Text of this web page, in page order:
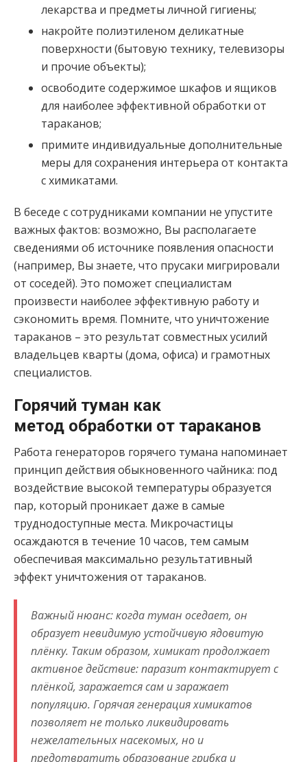
лекарства и предметы личной гигиены;
накройте полиэтиленом деликатные
поверхности (бытовую технику, телевизоры
и прочие объекты);
освободите содержимое шкафов и ящиков
для наиболее эффективной обработки от
тараканов;
примите индивидуальные дополнительные
меры для сохранения интерьера от контакта
с химикатами.
В беседе с сотрудниками компании не упустите
важных фактов: возможно, Вы располагаете
сведениями об источнике появления опасности
(например, Вы знаете, что прусаки мигрировали
от соседей). Это поможет специалистам
произвести наиболее эффективную работу и
сэкономить время. Помните, что уничтожение
тараканов – это результат совместных усилий
владельцев кварты (дома, офиса) и грамотных
специалистов.
Горячий туман как
метод обработки от тараканов
Работа генераторов горячего тумана напоминает
принцип действия обыкновенного чайника: под
воздействие высокой температуры образуется
пар, который проникает даже в самые
труднодоступные места. Микрочастицы
осаждаются в течение 10 часов, тем самым
обеспечивая максимально результативный
эффект уничтожения от тараканов.
Важный нюанс: когда туман оседает, он
образует невидимую устойчивую ядовитую
плёнку. Таким образом, химикат продолжает
активное действие: паразит контактирует с
плёнкой, заражается сам и заражает
популяцию. Горячая генерация химикатов
позволяет не только ликвидировать
нежелательных насекомых, но и
предотвратить образование грибка и